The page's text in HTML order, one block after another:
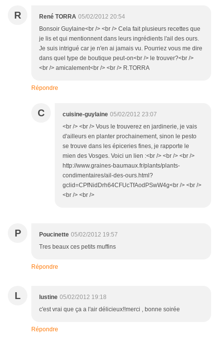
R René TORRA 05/02/2012 20:54
Bonsoir Guylaine<br /> <br /> Cela fait plusieurs recettes que
je lis et qui mentionnent dans leurs ingrédients l'ail des ours.
Je suis intrigué car je n'en ai jamais vu. Pourriez vous me dire
dans quel type de boutique peut-on<br /> le trouver?<br />
<br /> amicalement<br /> <br /> R.TORRA
Répondre
C cuisine-guylaine 05/02/2012 23:07
<br /> <br /> Vous le trouverez en jardinerie, je vais
d'ailleurs en planter prochainement, sinon le pesto
se trouve dans les épiceries fines, je rapporte le
mien des Vosges. Voici un lien :<br /> <br /> <br />
http://www.graines-baumaux.fr/plants/plants-
condimentaires/ail-des-ours.html?
gclid=CPfNidDrh64CFUcTfAodPSwW4g<br /> <br />
<br /> <br />
P Poucinette 05/02/2012 19:57
Tres beaux ces petits muffins
Répondre
L lustine 05/02/2012 19:18
c'est vrai que ça a l'air délicieux!!merci , bonne soirée
Répondre